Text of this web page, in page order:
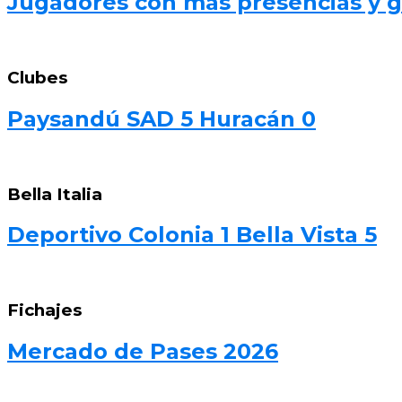
Clubes
Paysandú SAD 5 Huracán 0
Bella Italia
Deportivo Colonia 1 Bella Vista 5
Fichajes
Mercado de Pases 2026